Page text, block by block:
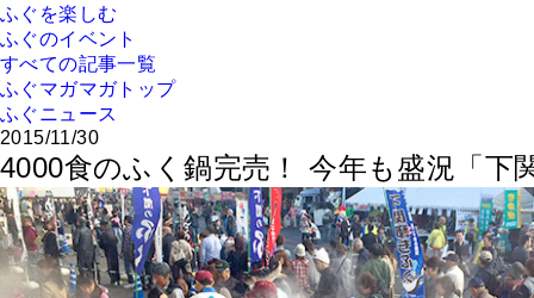
ふぐを楽しむ
ふぐのイベント
すべての記事一覧
ふぐマガマガトップ
ふぐニュース
2015/11/30
4000食のふく鍋完売！ 今年も盛況「下